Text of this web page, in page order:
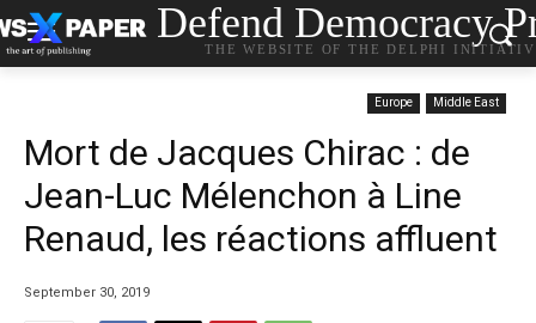
Defend Democracy
THE WEBSITE OF THE DELPHI
Europe Middle East
Mort de Jacques Chirac : de
Jean-Luc Mélenchon à Line
Renaud, les réactions affluent
September 30, 2019